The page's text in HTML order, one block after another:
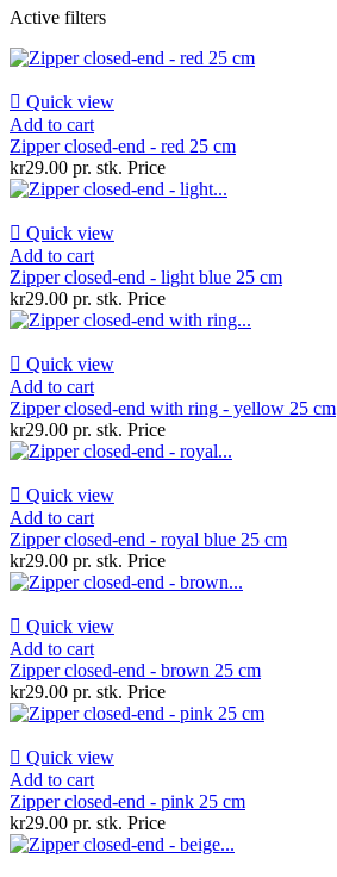
Active filters
 Quick view
Add to cart
Zipper closed-end - red 25 cm
kr29.00 pr. stk. Price
 Quick view
Add to cart
Zipper closed-end - light blue 25 cm
kr29.00 pr. stk. Price
 Quick view
Add to cart
Zipper closed-end with ring - yellow 25 cm
kr29.00 pr. stk. Price
 Quick view
Add to cart
Zipper closed-end - royal blue 25 cm
kr29.00 pr. stk. Price
 Quick view
Add to cart
Zipper closed-end - brown 25 cm
kr29.00 pr. stk. Price
 Quick view
Add to cart
Zipper closed-end - pink 25 cm
kr29.00 pr. stk. Price